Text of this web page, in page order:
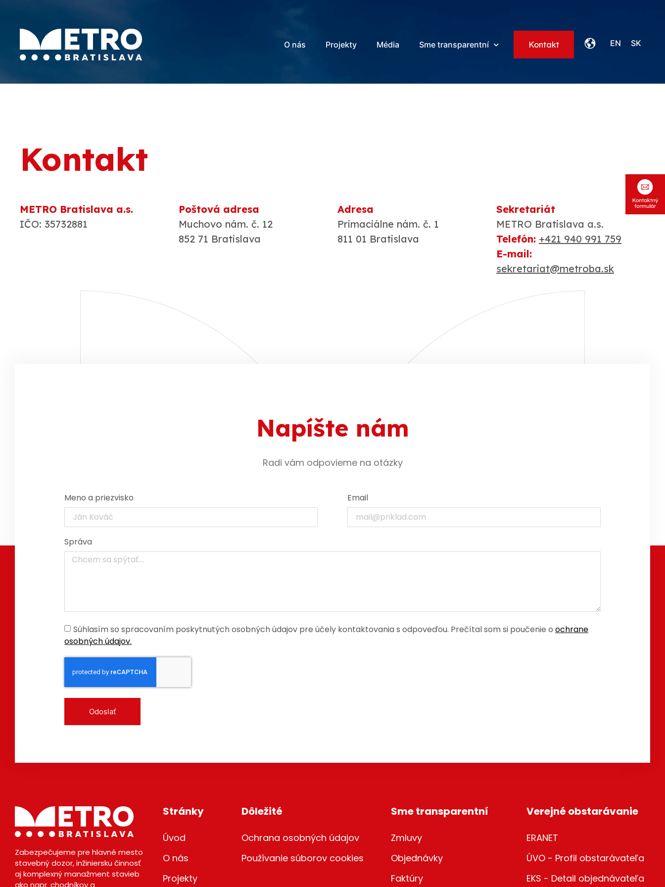
O nás Projekty Média Sme transparentní Kontakt EN SK
Kontakt
METRO Bratislava a.s.
IČO: 35732881
Poštová adresa
Muchovo nám. č. 12
852 71 Bratislava
Adresa
Primaciálne nám. č. 1
811 01 Bratislava
Sekretariát
METRO Bratislava a.s.
Telefón: +421 940 991 759
E-mail:
sekretariat@metroba.sk
Napíšte nám
Radi vám odpovieme na otázky
Meno a priezvisko Email
Správa
Súhlasím so spracovaním poskytnutých osobných údajov pre účely kontaktovania s odpoveďou. Prečítal som si poučenie o ochrane
osobných údajov.
Odoslať
Zabezpečujeme pre hlavné mesto
stavebný dozor, inžiniersku činnosť
aj komplexný manažment stavieb
Stránky
Úvod
O nás
Projekty
Dôležité
Ochrana osobných údajov
Používanie súborov cookies
Sme transparentní
Zmluvy
Objednávky
Faktúry
Verejné obstarávanie
ERANET
ÚVO - Profil obstarávateľa
EKS - Detail objednávateľa